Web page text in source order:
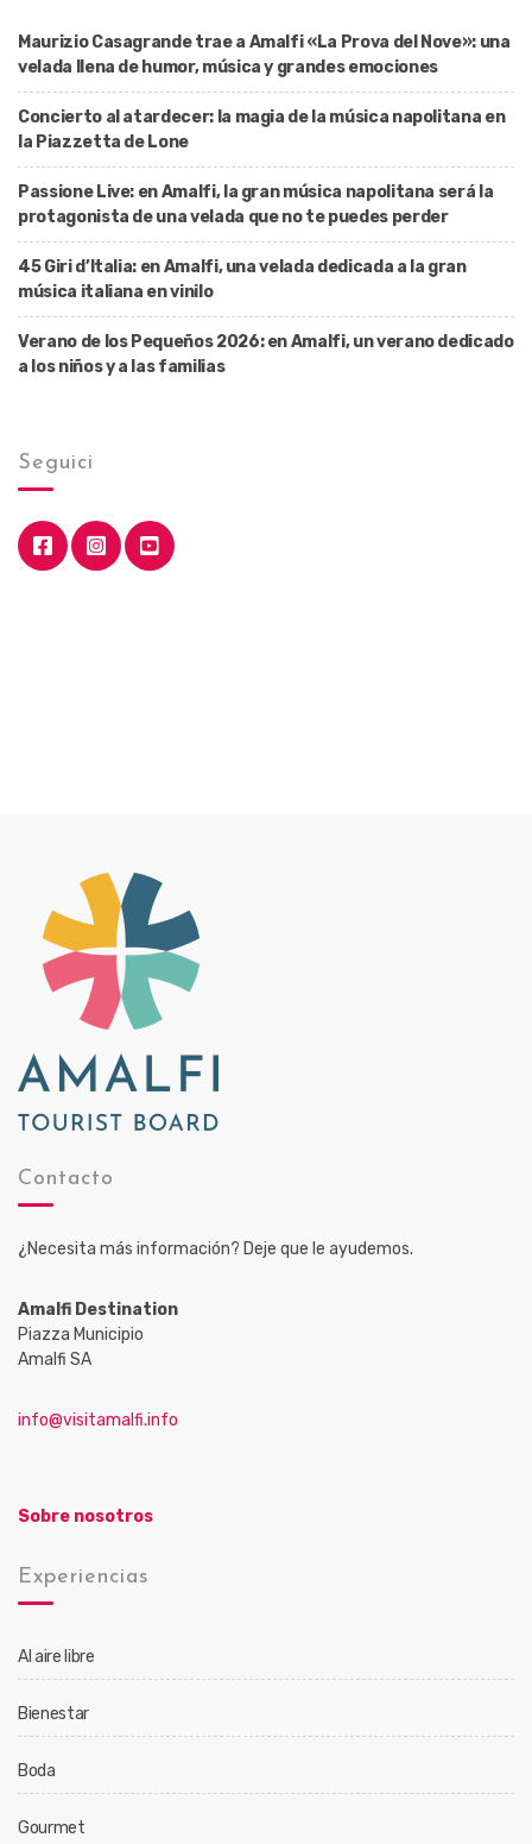
Maurizio Casagrande trae a Amalfi «La Prova del Nove»: una
velada llena de humor, música y grandes emociones
Concierto al atardecer: la magia de la música napolitana en
la Piazzetta de Lone
Passione Live: en Amalfi, la gran música napolitana será la
protagonista de una velada que no te puedes perder
45 Giri d’Italia: en Amalfi, una velada dedicada a la gran
música italiana en vinilo
Verano de los Pequeños 2026: en Amalfi, un verano dedicado
a los niños y a las familias
Seguici
Contacto
¿Necesita más información? Deje que le ayudemos.
Amalfi Destination
Piazza Municipio
Amalfi SA
info@visitamalfi.info
Sobre nosotros
Experiencias
Al aire libre
Bienestar
Boda
Gourmet